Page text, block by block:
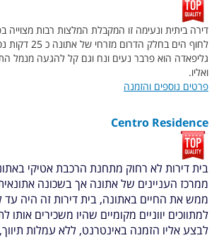
דירה ביתית ונעימה זו המקבלת המלצות רבות מצוייה
לחוף הים בחלק
גליפאדה הוא פרבר נעים ונח וגם קל להגעה מנמל
ואליו.
פרטים נוספים והזמנה
Centro Residence
בית דירות לא רחוק מתחנת הרכבת אטיקי
ממרכז העניינים של אתונה אך בשכונה
ממש את החיים באתונה, בית דירות זה היה עד
למתווכים יווניים מקומיים שהיו משכירים אותו
לבצע אליו הזמנה באינטרנט, ללא עמלות